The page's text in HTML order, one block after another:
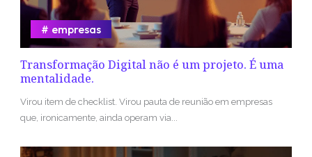
Transformação Digital não é um projeto. É uma
mentalidade.
empresas
Virou item de checklist. Virou pauta de reunião em empresas
que, ironicamente, ainda operam via...